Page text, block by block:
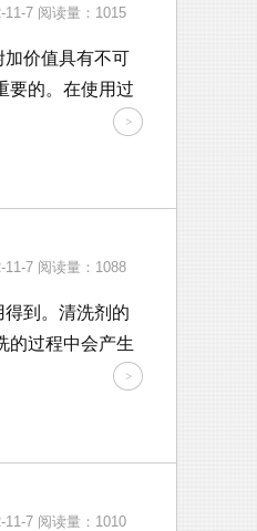
11-7 阅读量：1015
价值具有不可
要的。在使用过
11-7 阅读量：1088
到。清洗剂的
的过程中会产生
11-7 阅读量：1010